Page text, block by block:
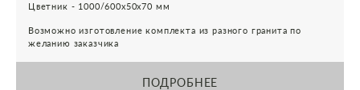
Цветник - 1000/600х50х70 мм
Возможно изготовление комплекта из разного гранита по
желанию заказчика
ПОДРОБНЕЕ